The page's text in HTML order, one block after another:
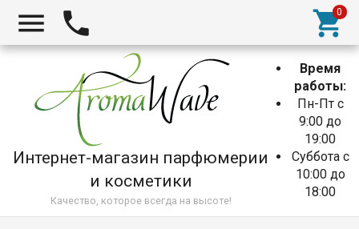
Интернет-магазин парфюмерии
и косметики
Качество, которое всегда на высоте!
Время
работы:
Пн-Пт с
9:00 до
19:00
Суббота с
10:00 до
18:00